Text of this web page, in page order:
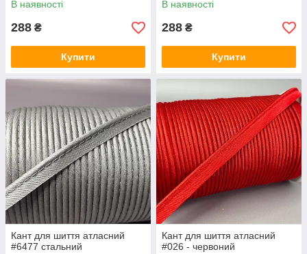
В наявності
288 ₴
Купити
В наявності
288 ₴
Купити
Кант для шиття атласний
#6477 стальний
Кант для шиття атласний
#026 - червоний